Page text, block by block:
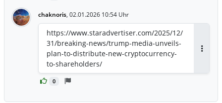
chaknoris, 02.01.2026 10:54 Uhr
0
https://www.staradvertiser.com/2025/12/
31/breaking-news/trump-media-unveils-
plan-to-distribute-new-cryptocurrency-
to-shareholders/